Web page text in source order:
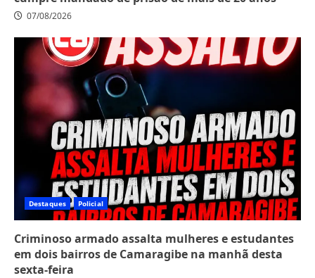
07/08/2026
Destaques Policial
Criminoso armado assalta mulheres e estudantes
em dois bairros de Camaragibe na manhã desta
sexta-feira